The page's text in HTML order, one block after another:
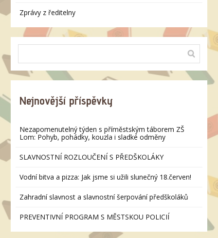
Zprávy z ředitelny
Nejnovější příspěvky
Nezapomenutelný týden s příměstským táborem ZŠ
Lom: Pohyb, pohádky, kouzla i sladké odměny
SLAVNOSTNÍ ROZLOUČENÍ S PŘEDŠKOLÁKY
Vodní bitva a pizza: Jak jsme si užili slunečný 18.červen!
Zahradní slavnost a slavnostní šerpování předškoláků
PREVENTIVNÍ PROGRAM S MĚSTSKOU POLICIÍ